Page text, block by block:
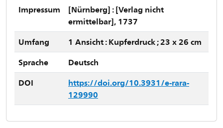
Impressum
[Nürnberg] : [Verlag nicht
ermittelbar], 1737
Umfang
1 Ansicht : Kupferdruck ; 23 x 26 cm
Sprache
Deutsch
DOI
https://doi.org/10.3931/e-rara-
129990